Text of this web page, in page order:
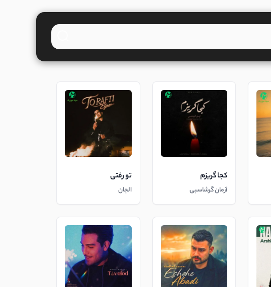
کجا گریزم
آرمان گرشاسبی
تو رفتی
الجان